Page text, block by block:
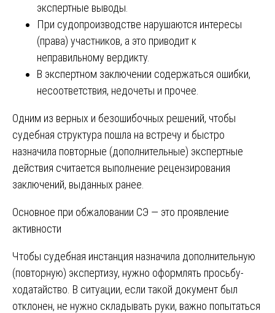
экспертные выводы.
При судопроизводстве нарушаются интересы
(права) участников, а это приводит к
неправильному вердикту.
В экспертном заключении содержаться ошибки,
несоответствия, недочеты и прочее.
Одним из верных и безошибочных решений, чтобы
судебная структура пошла на встречу и быстро
назначила повторные (дополнительные) экспертные
действия считается выполнение рецензирования
заключений, выданных ранее.
Основное при обжаловании СЭ — это проявление
активности
Чтобы судебная инстанция назначила дополнительную
(повторную) экспертизу, нужно оформлять просьбу-
ходатайство. В ситуации, если такой документ был
отклонен, не нужно складывать руки, важно попытаться